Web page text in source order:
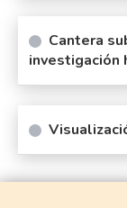
Cantera
investigación